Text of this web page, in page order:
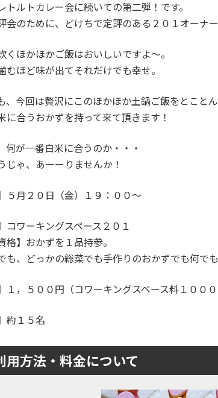
トルトカレー会に続いての第二弾！です。
会のために、どけちで定評のある２０１オーナー
くほかほかご飯はおいしいですよ〜。
むほど味が出てそれだけでも幸せ。
、今回は贅沢にこのほかほか土鍋ご飯をとことん
に合うおかずを持って来て頂きます！
何が一番白米に合うのか・・・
じゃ、あーーりませんか！
５月２０日（金）１９：００〜
コワーキングスペース２０１
格】おかずを１品持参。
も、どっかの総菜でも手作りのおかずでも何で
１，５００円（コワーキングスペース料１０００
約１５名
用方法・料金について